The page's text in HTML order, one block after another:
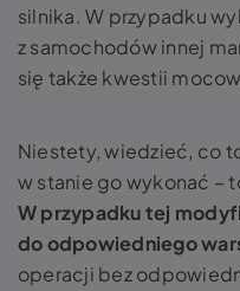
silnika. W przypadku
z samochodów innej
się także kwestii
Niestety, wiedzieć, co
w stanie go wykonać –
W przypadku tej
do odpowiedniego
operacji bez